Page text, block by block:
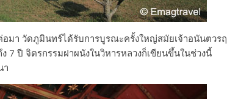
มา วัดภูมินทร์ได้รับการบูรณะครั้งใหญ่สมัยเจ้าอนันตวรฤ
7 ปี จิตรกรรมฝาผนังในวิหารหลวงก็เขียนขึ้นในช่วงนี้
า